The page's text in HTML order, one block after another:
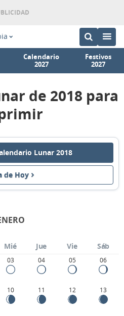
Calendario
2027
Festivos
2027
de 2018 para
Lunar 2018
de Hoy
Mié Jue Vie Sáb
03 04 05 06
10 11 12 13